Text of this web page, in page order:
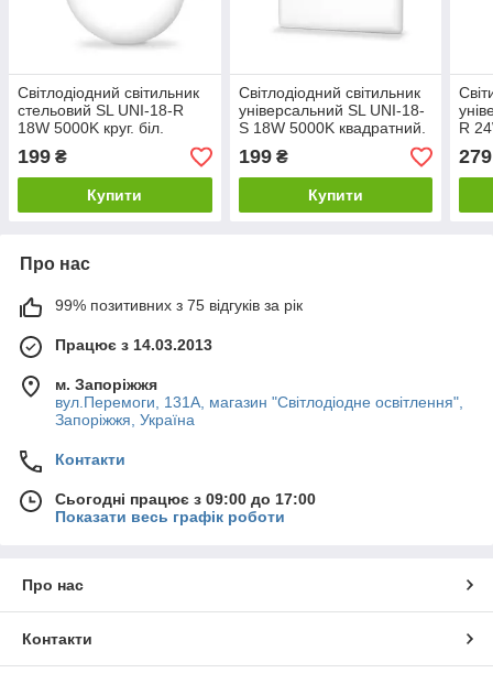
Світлодіодний світильник
стельовий SL UNI-18-R
18W 5000K круг. біл.
Код.59672
199 ₴
Купити
Світлодіодний світильник
універсальний SL UNI-18-
S 18W 5000K квадратний.
біл. Код.59673
199₴
Купити
R
279
Про нас
99% позитивних з 75 відгуків за рік
Працює з 14.03.2013
м. Запоріжжя
вул.Перемоги, 131А, магазин "Світлодіодне освітлення",
Запоріжжя, Україна
Контакти
Сьогодні працює з 09:00 до 17:00
Показати весь графік роботи
Про нас
Контакти